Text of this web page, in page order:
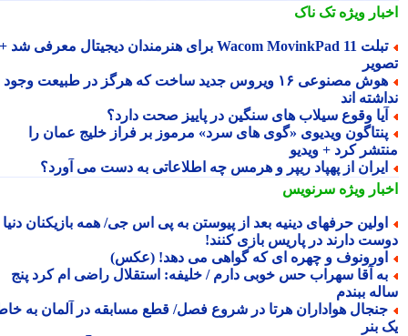
ویژهتک ناک
تبلت Wacom MovinkPad 11 برای هنرمندان دیجیتال معرفی شد +
هوش مصنوعی ۱۶ ویروس جدید ساخت که هرگز در طبیعت وجود
اند
وقوع سیلاب های سنگین در پاییز صحت دارد؟
ویدیوی «گوی های سرد» مرموز بر فراز خلیج عمان را
کرد + ویدیو
از پهپاد ریپر و هرمس چه اطلاعاتی به دست می آورد؟
ویژهسرنویس
حرفهای دینیه بعد از پیوستن به پی اس جی/ همه بازیکنان دنیا
دارند در پاریس بازی کنند!
و چهره ای که گواهی می دهد! (عکس)
آقا سهراب حس خوبی دارم / خلیفه: استقلال راضی ام کرد پنج
ببندم
هواداران هرتا در شروع فصل/ قطع مسابقه در آلمان به خاطر
بنر